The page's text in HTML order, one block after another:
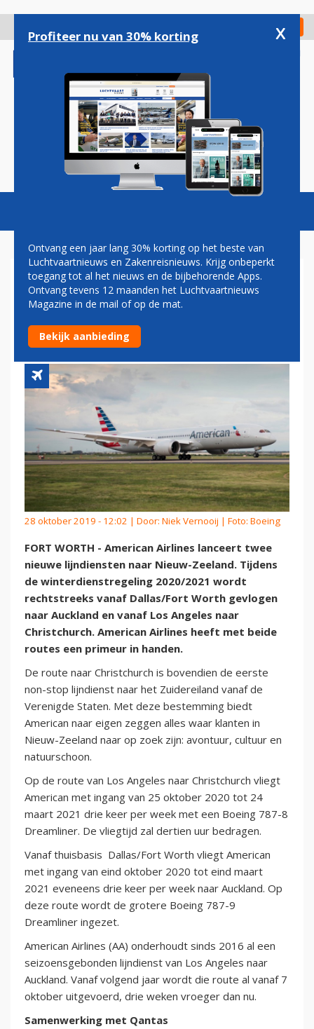
gaan
Check in
Magazine Podcasts Vacatures
AMERICAN AIRLINES OPENT
TWEE ROUTES NAAR NIEUW-
ZEELAND
28 oktober 2019 - 12:02 | Door: Niek Vernooij | Foto: Boeing
FORT WORTH - American Airlines lanceert twee
nieuwe lijndiensten naar Nieuw-Zeeland. Tijdens
de winterdienstregeling 2020/2021 wordt
rechtstreeks vanaf Dallas/Fort Worth gevlogen
naar Auckland en vanaf Los Angeles naar
Christchurch. American Airlines heeft met beide
routes een primeur in handen.
De route naar Christchurch is bovendien de eerste
non-stop lijndienst naar het Zuidereiland vanaf de
Verenigde Staten. Met deze bestemming biedt
American naar eigen zeggen alles waar klanten in
Nieuw-Zeeland naar op zoek zijn: avontuur, cultuur en
natuurschoon.
Op de route van Los Angeles naar Christchurch vliegt
American met ingang van 25 oktober 2020 tot 24
maart 2021 drie keer per week met een Boeing 787-8
Dreamliner. De vliegtijd zal dertien uur bedragen.
Vanaf thuisbasis Dallas/Fort Worth vliegt American
met ingang van eind oktober 2020 tot eind maart
2021 eveneens drie keer per week naar Auckland. Op
deze route wordt de grotere Boeing 787-9
Dreamliner ingezet.
American Airlines (AA) onderhoudt sinds 2016 al een
seizoensgebonden lijndienst van Los Angeles naar
Auckland. Vanaf volgend jaar wordt die route al vanaf 7
oktober uitgevoerd, drie weken vroeger dan nu.
Samenwerking met Qantas
Profiteer nu van 30% korting x
Ontvang een jaar lang 30% korting op het beste van
Luchtvaartnieuws en Zakenreisnieuws. Krijg onbeperkt
toegang tot al het nieuws en de bijbehorende Apps.
Ontvang tevens 12 maanden het Luchtvaartnieuws
Magazine in de mail of op de mat.
Bekijk aanbieding